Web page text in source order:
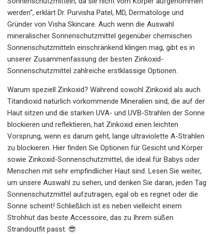
werden“, erklärt Dr. Purvisha Patel, MD, Dermatologe und
Gründer von Visha Skincare. Auch wenn die Auswahl
mineralischer Sonnenschutzmittel gegenüber chemischen
Sonnenschutzmitteln einschränkend klingen mag, gibt es in
unserer Zusammenfassung der besten Zinkoxid-
Sonnenschutzmittel zahlreiche erstklassige Optionen.
Warum speziell Zinkoxid? Während sowohl Zinkoxid als auch
Titandioxid natürlich vorkommende Mineralien sind, die auf der
Haut sitzen und die starken UVA- und UVB-Strahlen der Sonne
blockieren und reflektieren, hat Zinkoxid einen leichten
Vorsprung, wenn es darum geht, lange ultraviolette A-Strahlen
zu blockieren. Hier finden Sie Optionen für Gesicht und Körper
sowie Zinkoxid-Sonnenschutzmittel, die ideal für Babys oder
Menschen mit sehr empfindlicher Haut sind. Lesen Sie weiter,
um unsere Auswahl zu sehen, und denken Sie daran, jeden Tag
Sonnenschutzmittel aufzutragen, egal ob es regnet oder die
Sonne scheint! Schließlich ist es neben vielleicht einem
Strohhut das beste Accessoire, das zu Ihrem süßen
Strandoutfit passt. 😎